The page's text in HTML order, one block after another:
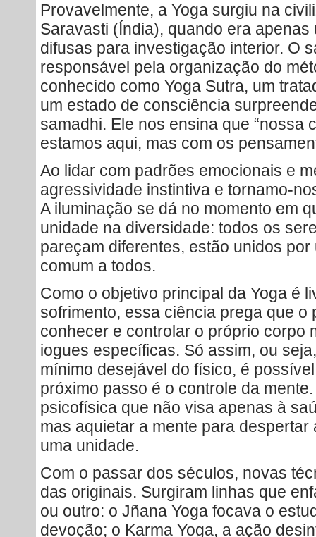
Provavelmente, a Yoga surgiu na
Saravasti (Índia), quando era
difusas para investigação interior. O
responsável pela organização do
conhecido como Yoga Sutra, um
um estado de consciência
samadhi. Ele nos ensina que “nossa
estamos aqui, mas com os
Ao lidar com padrões emocionais e
agressividade instintiva e tornamo-
A iluminação se dá no momento em
unidade na diversidade: todos os
pareçam diferentes, estão unidos
comum a todos.
Como o objetivo principal da Yoga é
sofrimento, essa ciência prega que o
conhecer e controlar o próprio corpo
iogues específicas. Só assim, ou
mínimo desejável do físico, é
próximo passo é o controle da
psicofísica que não visa apenas à
mas aquietar a mente para
uma unidade.
Com o passar dos séculos, novas
das originais. Surgiram linhas que
ou outro: o Jñana Yoga focava o
devoção; o Karma Yoga, a ação